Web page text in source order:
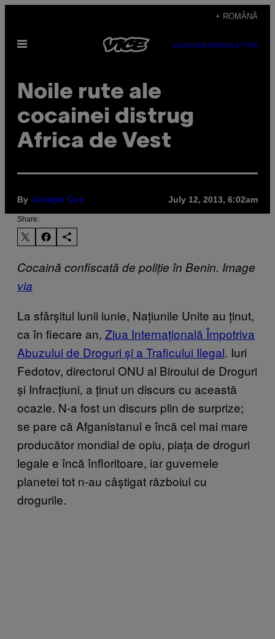
content
+ ROMÂNĂ
Open
SUBSCRIBENEWSLETTER
Noile rute ale
cocainei distrug
Africa de Vest
By Joseph Cox July 12, 2013, 6:02am
Share:
Cocaină confiscată de poliție în Benin. Image
via
La sfârșitul lunii iunie, Națiunile Unite au ținut,
ca în fiecare an, Ziua Internațională Împotriva
Abuzului de Droguri și a Traficului Ilegal. Iuri
Fedotov, directorul ONU al Biroului de Droguri
și Infracțiuni, a ținut un discurs cu această
ocazie. N-a fost un discurs plin de surprize;
se pare că Afganistanul e încă cel mai mare
producător mondial de opiu, piața de droguri
legale e încă înfloritoare, iar guvernele
planetei tot n-au câștigat războiul cu
drogurile.